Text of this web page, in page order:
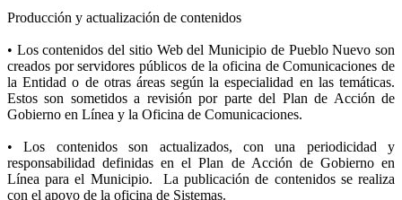
Producción y actualización de contenidos
• Los contenidos del sitio Web del Municipio de Pueblo Nuevo son
creados por servidores públicos de la oficina de Comunicaciones de
la Entidad o de otras áreas según la especialidad en las temáticas.
Estos son sometidos a revisión por parte del Plan de Acción de
Gobierno en Línea y la Oficina de Comunicaciones.
• Los contenidos son actualizados, con una periodicidad y
responsabilidad definidas en el Plan de Acción de Gobierno en
Línea para el Municipio. La publicación de contenidos se realiza
con el apoyo de la oficina de Sistemas.